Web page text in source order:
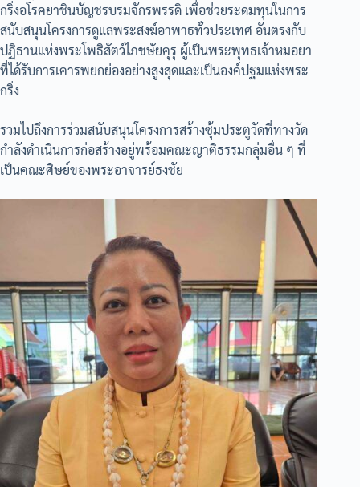
กริ่งอโรคยาชินบัญชรบรมจักรพรรดิ เพื่อช่วยระดมทุนในการ
สนับสนุนโครงการดูแลพระสงฆ์อาพาธทั่วประเทศ อันตรงกับ
ปฏิธานแห่งพระโพธิสัตว์ไภชษัยคุรุ ผู้เป็นพระพุทธเจ้าหมอยา
ที่ได้รับการเคารพยกย่องอย่างสูงสุดและเป็นองค์ปฐมแห่งพระ
กริ่ง
รวมไปถึงการร่วมสนับสนุนโครงการสร้างซุ้มประตูวัดที่ทางวัด
กำลังดำเนินการก่อสร้างอยู่พร้อมคณะญาติธรรมกลุ่มอื่น ๆ ที่
เป็นคณะศิษย์ของพระอาจารย์ธงชัย